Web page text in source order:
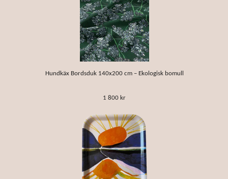
Hundkäx Bordsduk 140x200 cm – Ekologisk bomull
1 800 kr